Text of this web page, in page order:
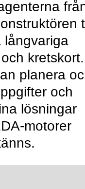
långvariga
kretskort.
planera
och
lösningar
motorer